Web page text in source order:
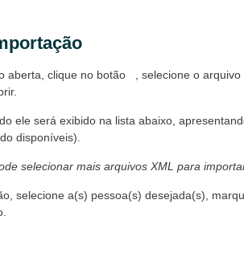
aberta, clique no botão
, selecione o
ele será exibido na lista abaixo,
disponíveis).
selecionar mais arquivos XML para
selecione a(s) pessoa(s) desejada(s),